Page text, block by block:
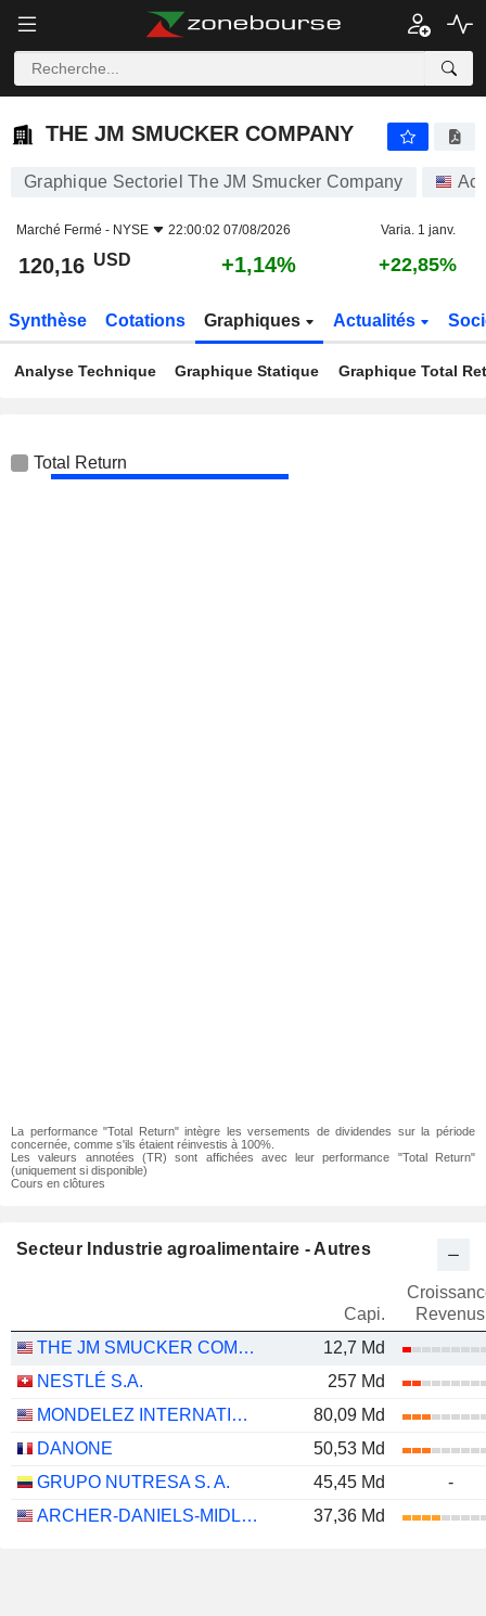
THE JM SMUCKER COMPANY
Graphique Sectoriel The JM Smucker Company
Marché Fermé - NYSE 22:00:02 07/08/2026 Varia. 1 janv.
120,16 USD +1,14% +22,85%
Synthèse Cotations Graphiques Actualités
Analyse Technique Graphique Statique Graphique Total
Total Return
La performance "Total Return" intègre les versements de dividendes sur la période
concernée, comme s'ils étaient réinvestis à 100%.
Les valeurs annotées (TR) sont affichées avec leur performance "Total Return"
(uniquement si disponible)
Cours en clôtures
Secteur Industrie agroalimentaire - Autres
Capi.
Revenus
THE JM SMUCKER COMPANY
12,7 Md
NESTLÉ S.A.
257 Md
MONDELEZ INTERNATIONAL, INC.
80,09 Md
DANONE
50,53 Md
GRUPO NUTRESA S. A.
45,45 Md
-
ARCHER-DANIELS-MIDLAND COMPANY
37,36 Md